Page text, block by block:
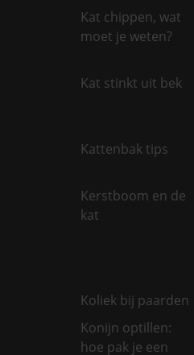
Kat chippen, wat
moet je weten?
Kat stinkt uit bek
Kattenbak tips
Kerstboom en de
kat
Koliek bij paarden
Konijn optillen:
hoe pak je een